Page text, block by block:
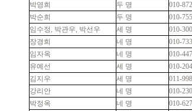
박영희
두 명
010-
박순희
두 명
010-
임수정, 박관우, 박선우
세 명
010-
장경희
네 명
010-
임자옥
네 명
010-
유예선
세 명
010-
김지우
세 명
011-
강리안
네 명
010-
박정옥
네 명
010-